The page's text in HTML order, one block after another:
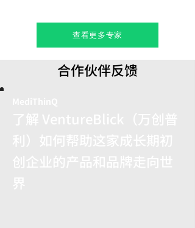
查看更多专家
合作伙伴反馈